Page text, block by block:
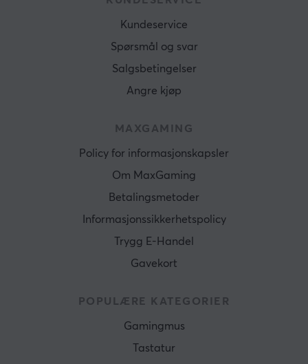
Kundeservice
Spørsmål og svar
Salgsbetingelser
Angre kjøp
MAXGAMING
Policy for informasjonskapsler
Om MaxGaming
Betalingsmetoder
Informasjonssikkerhetspolicy
Trygg E-Handel
Gavekort
POPULÆRE KATEGORIER
Gamingmus
Tastatur